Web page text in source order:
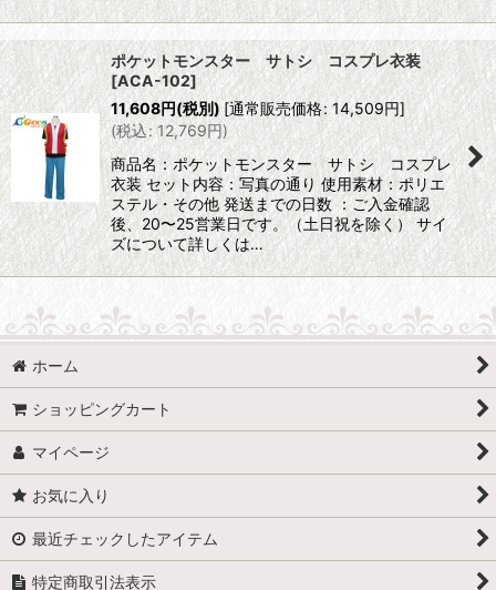
ポケットモンスター サトシ コスプレ衣装
[ACA-102]
11,608円(税別) [通常販売価格: 14,509円]
(税込: 12,769円)
商品名：ポケットモンスター サトシ コスプレ
衣装 セット内容：写真の通り 使用素材：ポリエ
ステル・その他 発送までの日数 ：ご入金確認
後、20〜25営業日です。（土日祝を除く） サイ
ズについて詳しくは…
ホーム
ショッピングカート
マイページ
お気に入り
最近チェックしたアイテム
特定商取引法表示